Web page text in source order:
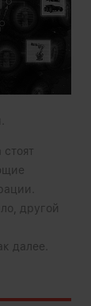
другой
далее.